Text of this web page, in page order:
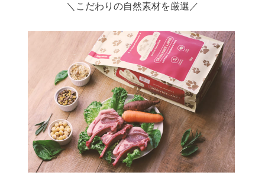
＼ こだわりの自然素材を厳選 ／